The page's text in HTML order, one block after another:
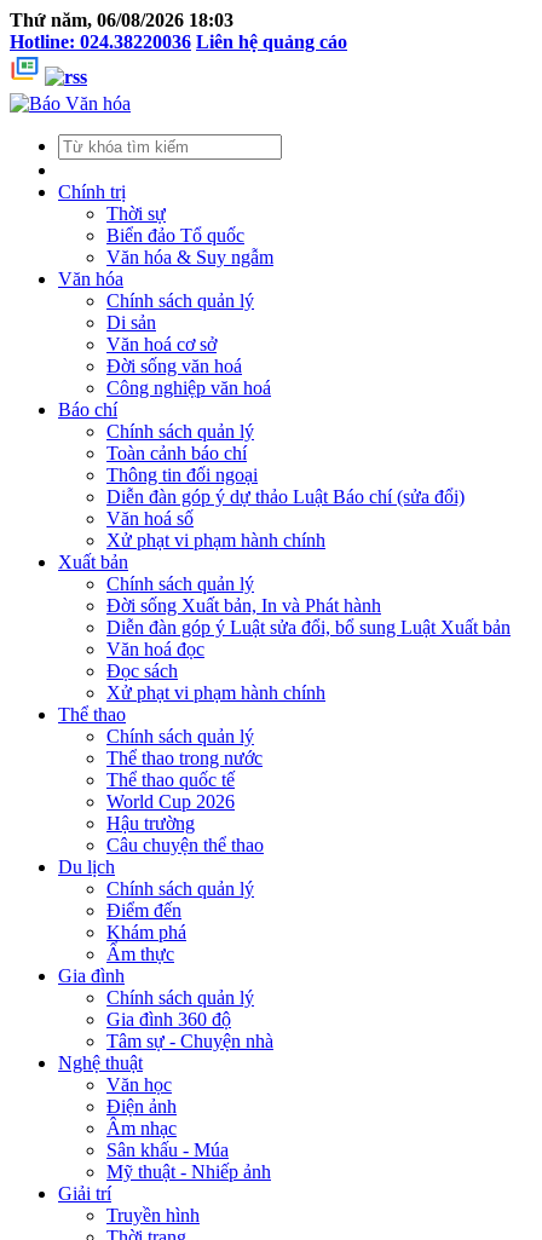
Thứ năm, 06/08/2026 18:03
Hotline: 024.38220036 Liên hệ quảng cáo
Chính trị
Thời sự
Biển đảo Tổ quốc
Văn hóa & Suy ngẫm
Văn hóa
Chính sách quản lý
Di sản
Văn hoá cơ sở
Đời sống văn hoá
Công nghiệp văn hoá
Báo chí
Chính sách quản lý
Toàn cảnh báo chí
Thông tin đối ngoại
Diễn đàn góp ý dự thảo Luật Báo chí (sửa đổi)
Văn hoá số
Xử phạt vi phạm hành chính
Xuất bản
Chính sách quản lý
Đời sống Xuất bản, In và Phát hành
Diễn đàn góp ý Luật sửa đổi, bổ sung Luật Xuất bản
Văn hoá đọc
Đọc sách
Xử phạt vi phạm hành chính
Thể thao
Chính sách quản lý
Thể thao trong nước
Thể thao quốc tế
World Cup 2026
Hậu trường
Câu chuyện thể thao
Du lịch
Chính sách quản lý
Điểm đến
Khám phá
Ẩm thực
Gia đình
Chính sách quản lý
Gia đình 360 độ
Tâm sự - Chuyện nhà
Nghệ thuật
Văn học
Điện ảnh
Âm nhạc
Sân khấu - Múa
Mỹ thuật - Nhiếp ảnh
Giải trí
Truyền hình